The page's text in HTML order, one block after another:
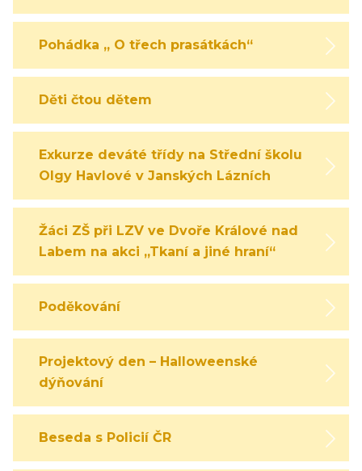
Pohádka „ O třech prasátkách“
Děti čtou dětem
Exkurze deváté třídy na Střední školu
Olgy Havlové v Janských Lázních
Žáci ZŠ při LZV ve Dvoře Králové nad
Labem na akci „Tkaní a jiné hraní“
Poděkování
Projektový den – Halloweenské
dýňování
Beseda s Policií ČR